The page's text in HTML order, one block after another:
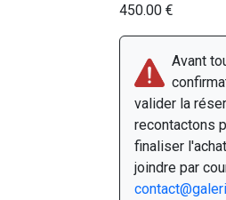
450.00 €
Avant
valider la
recontactons
finaliser
joindre par